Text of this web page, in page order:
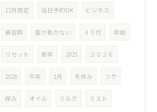
12月限定 当日予約OK ビジネス
美容師 髪が乾かない ４０代 年始
リセット 新年 2025 ２０２６
2026 午年 1月 冬休み フケ
痒み オイル ミルク ミスト